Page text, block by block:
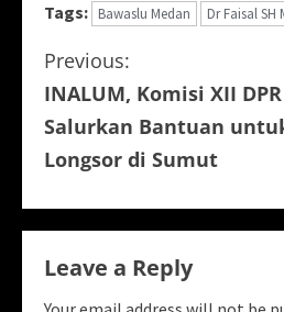
Tags: Bawaslu Medan Dr Faisal SH
C
o
n
t
i
n
Previous:
INALUM, Komisi XII
Salurkan Bantuan
Longsor di Sumut
Leave a Reply